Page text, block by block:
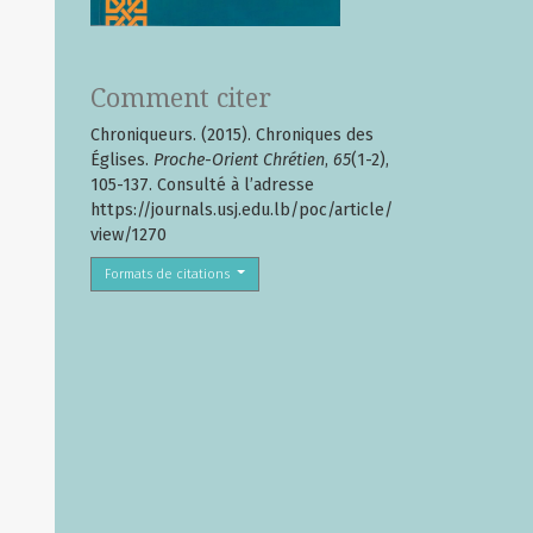
Comment citer
Chroniqueurs. (2015). Chroniques des
Églises. Proche-Orient Chrétien, 65(1-2),
105-137. Consulté à l’adresse
https://journals.usj.edu.lb/poc/article/
view/1270
Formats de citations